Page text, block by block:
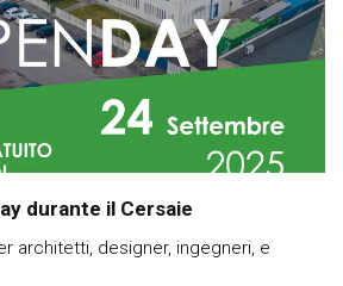
durante il Cersaie
architetti, designer, ingegneri, e